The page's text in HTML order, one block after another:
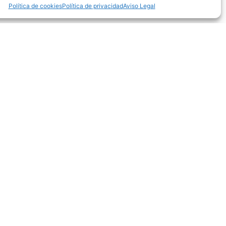
Política de cookiesPolítica de privacidadAviso Legal